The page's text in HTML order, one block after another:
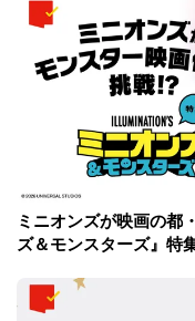
ミニオンズが映画の都
ズ＆モンスターズ』特